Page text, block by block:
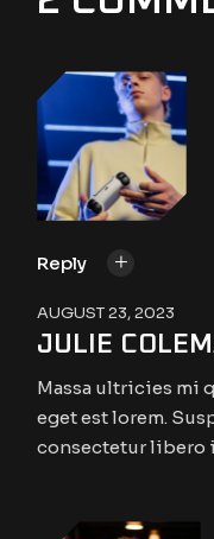
AUGUST 23, 2023
JULIE
Reply
Massa ultricies mi
eget est lorem.
consectetur libero